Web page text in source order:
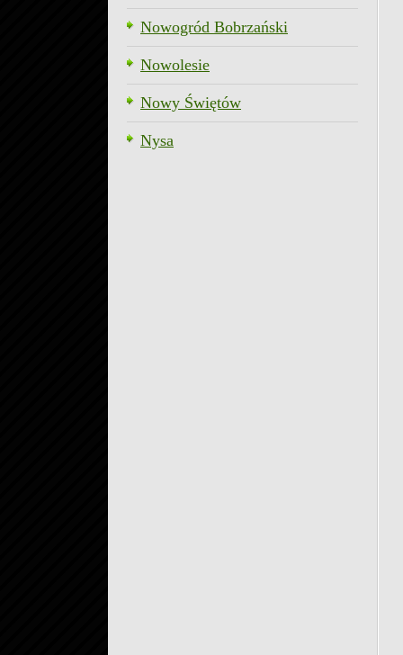
Nowogród Bobrzański
Nowolesie
Nowy Świętów
Nysa